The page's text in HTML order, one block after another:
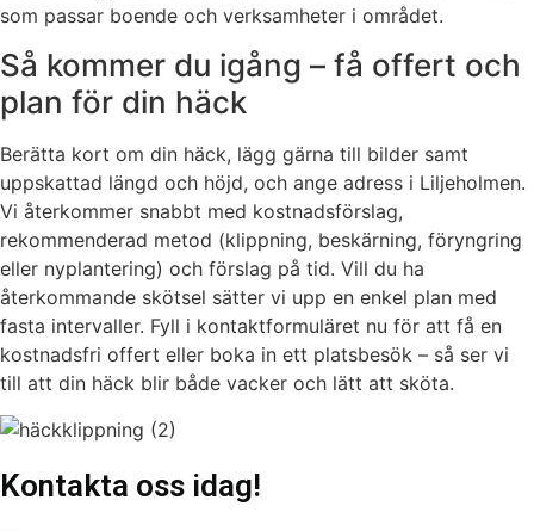
som passar boende och verksamheter i området.
Så kommer du igång – få offert och
plan för din häck
Berätta kort om din häck, lägg gärna till bilder samt
uppskattad längd och höjd, och ange adress i Liljeholmen.
Vi återkommer snabbt med kostnadsförslag,
rekommenderad metod (klippning, beskärning, föryngring
eller nyplantering) och förslag på tid. Vill du ha
återkommande skötsel sätter vi upp en enkel plan med
fasta intervaller. Fyll i kontaktformuläret nu för att få en
kostnadsfri offert eller boka in ett platsbesök – så ser vi
till att din häck blir både vacker och lätt att sköta.
Kontakta oss idag!